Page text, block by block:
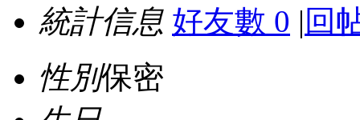
統計信息 好友數 0 | 回
性別保密